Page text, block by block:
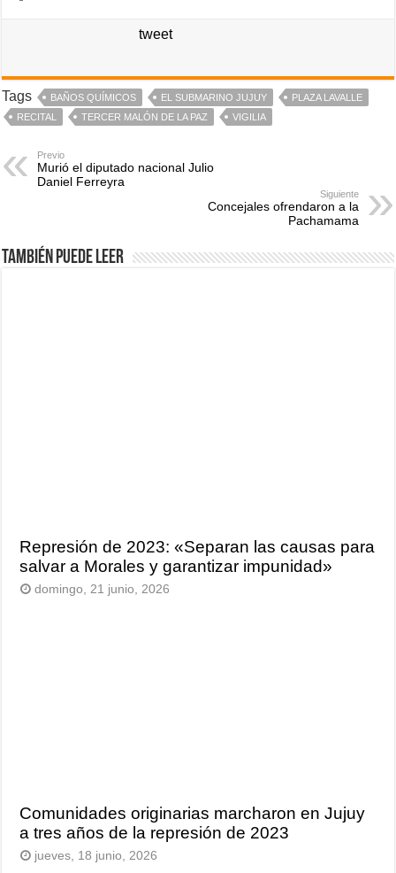
tweet
Tags BAÑOS QUÍMICOS EL SUBMARINO JUJUY
PLAZA LAVALLE
RECITAL
TERCER MALÓN DE LA PAZ VIGILIA
Previo
Murió el diputado nacional Julio
Daniel Ferreyra
Siguiente
Concejales ofrendaron a la
Pachamama
También puede leer
Represión de 2023: «Separan las causas para
salvar a Morales y garantizar impunidad»
domingo, 21 junio, 2026
Comunidades originarias marcharon en Jujuy
a tres años de la represión de 2023
jueves, 18 junio, 2026